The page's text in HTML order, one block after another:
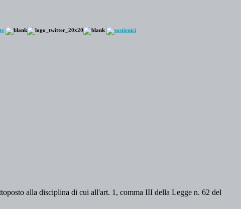
alla disciplina di cui all'art. 1, comma III della Legge n. 62 del